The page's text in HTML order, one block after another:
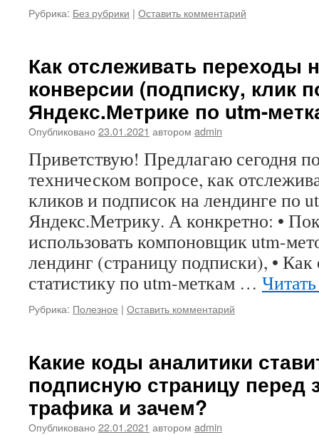
Рубрика: Без рубрики | Оставить комментарий
Как отслеживать переходы
конверсии (подписку, клик
Яндекс.Метрике по utm-
Опубликовано 23.01.2021 автором admin
Приветствую! Предлагаю сегодня
техническом вопросе, как
кликов и подписок на лендинге по
Яндекс.Метрику. А конкретно: •
использовать компоновщик utm-
лендинг (страницу подписки), • Как
статистику по utm-меткам …
Рубрика: Полезное | Оставить комментарий
Какие коды аналитики
подписную страницу перед
трафика и зачем?
Опубликовано 22.01.2021 автором admin